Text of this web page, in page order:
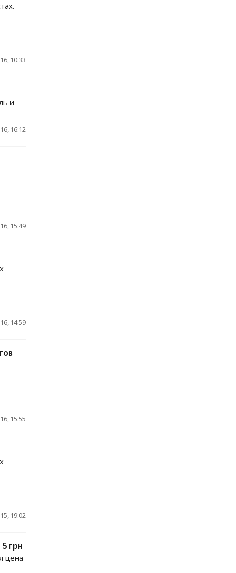
10:33
и
16:12
15:49
14:59
15:55
19:02
грн
цена